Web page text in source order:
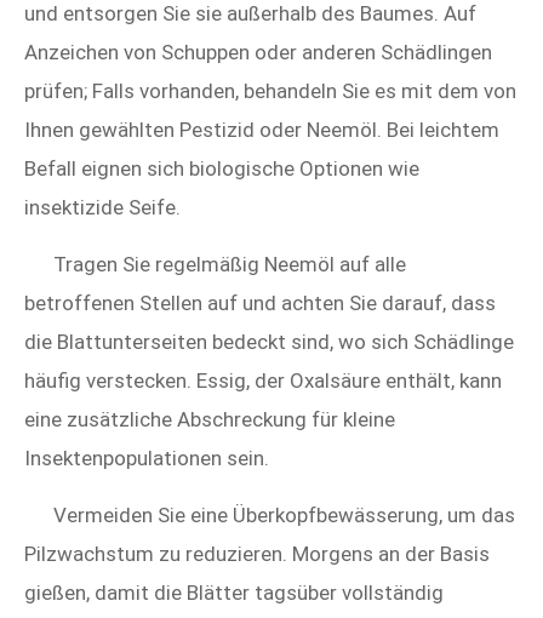
und entsorgen Sie sie außerhalb des Baumes. Auf
Anzeichen von Schuppen oder anderen Schädlingen
prüfen; Falls vorhanden, behandeln Sie es mit dem von
Ihnen gewählten Pestizid oder Neemöl. Bei leichtem
Befall eignen sich biologische Optionen wie
insektizide Seife.
Tragen Sie regelmäßig Neemöl auf alle
betroffenen Stellen auf und achten Sie darauf, dass
die Blattunterseiten bedeckt sind, wo sich Schädlinge
häufig verstecken. Essig, der Oxalsäure enthält, kann
eine zusätzliche Abschreckung für kleine
Insektenpopulationen sein.
Vermeiden Sie eine Überkopfbewässerung, um das
Pilzwachstum zu reduzieren. Morgens an der Basis
gießen, damit die Blätter tagsüber vollständig